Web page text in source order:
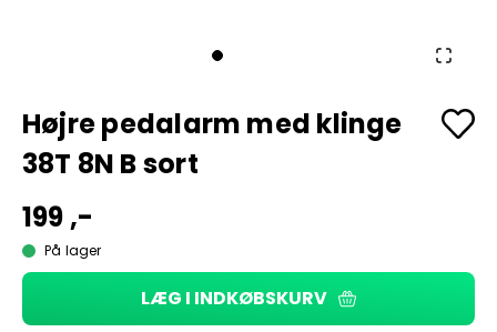
Højre pedalarm med klinge
38T 8N B sort
199 ,-
På lager
LÆG I INDKØBSKURV